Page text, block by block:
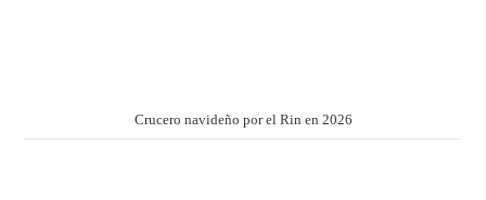
Crucero navideño por el Rin en 2026